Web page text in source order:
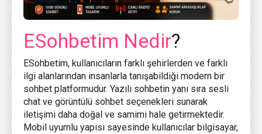
ESohbetim Nedir?
ESohbetim, kullanıcıların farklı şehirlerden ve farklı
ilgi alanlarından insanlarla tanışabildiği modern bir
sohbet platformudur. Yazılı sohbetin yanı sıra sesli
chat ve görüntülü sohbet seçenekleri sunarak
iletişimi daha doğal ve samimi hale getirmektedir.
Mobil uyumlu yapısı sayesinde kullanıcılar bilgisayar,